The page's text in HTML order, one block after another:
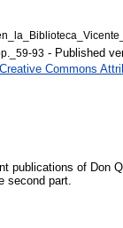
93 - Published
Creative Commons
publications of Don
second part.